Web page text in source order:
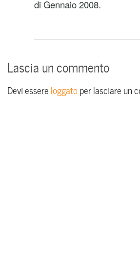
di Gennaio 2008.
Lascia un commento
Devi essere loggatoper lasciare un